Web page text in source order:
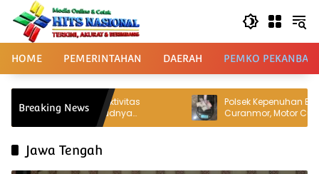
Langsung
konten
HOME PEMERINTAHAN DAERAH PEMKO
Breaking News
Kabun Kawal Produktivitas
Percepat Terwujudnya
Pangan Nasional
Polsek Kepenuhan
Curanmor, Motor Curian
Sabu 2,35 Gram
Jawa Tengah